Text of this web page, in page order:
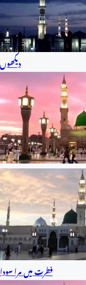
دیکھوں
فطرت میں مرا سودا